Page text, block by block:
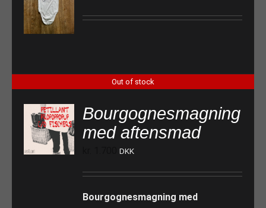
Out of stock
Bourgognesmagning
med aftensmad
DKK
Bourgognesmagning med